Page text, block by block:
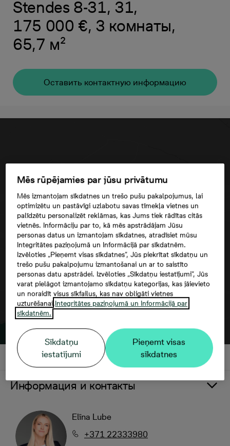
Stendes 8-31, 31,
175 000 €, 3 комнаты,
65,7 м²
Oставить контактную информацию
Согласие третьего лица
Информация и контакты
Elīna Lube
+371 22333980
Mēs rūpējamies par jūsu privātumu
Mēs izmantojam sīkdatnes un trešo pušu pakalpojumus, lai
optimizētu un pastāvīgi uzlabotu savas tīmekļa vietnes un
palīdzētu personalizēt reklāmas, kas Jums tiek rādītas citās
vietnēs. Informāciju par to, kā mēs apstrādājam Jūsu
personas datus un izmantojam sīkdatnes, atradīsiet mūsu
Integritātes paziņojumā un Informācijā par sīkdatnēm.
Izvēloties „Pieņemt visas sīkdatnes”, Jūs piekrītat sīkdatņu un
trešo pušu pakalpojumu izmantošanai un ar to saistīto
personas datu apstrādei. Izvēloties „Sīkdatņu iestatījumi”, Jūs
varat pielāgot izmantojamo sīkdatņu kategorijas, kas jāievieto
un noraidīt visus sīkfailus, kas nav obligāti vietnes
uzturēšanai.Integritātes paziņojumā un Informācijā par
sīkdatnēm.
Sīkdatņu
iestatījumi
Pieņemt visas
sīkdatnes